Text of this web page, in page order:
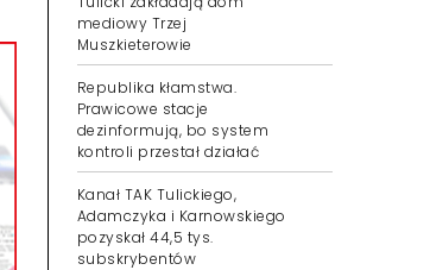
mediowy Trzej
Muszkieterowie
Republika kłamstwa.
Prawicowe stacje
dezinformują, bo system
kontroli przestał działać
Kanał TAK Tulickiego,
Adamczyka i Karnowskiego
pozyskał 44,5 tys.
subskrybentów